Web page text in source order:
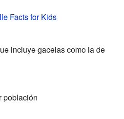
Facts for Kids
incluye gacelas como la de
población